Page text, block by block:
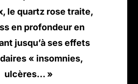
le quartz rose traite,
en profondeur en
jusqu’à ses effets
« insomnies,
ulcères… »